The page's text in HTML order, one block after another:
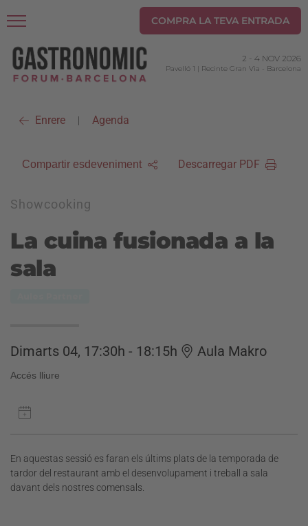
COMPRA LA TEVA ENTRADA
2 - 4 NOV 2026
Pavelló 1 | Recinte Gran Via - Barcelona
Enrere | Agenda
Compartir esdeveniment Descarregar PDF
Showcooking
La cuina fusionada a la
sala
Dimarts 04, 17:30h - 18:15h Aula Makro
Accés lliure
En aquestas sessió es faran els últims plats de la temporada de
tardor del restaurant amb el desenvolupament i treball a sala
davant dels nostres comensals.